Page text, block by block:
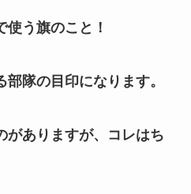
使う旗のこと！
隊の目印になります。
がありますが、コレはち